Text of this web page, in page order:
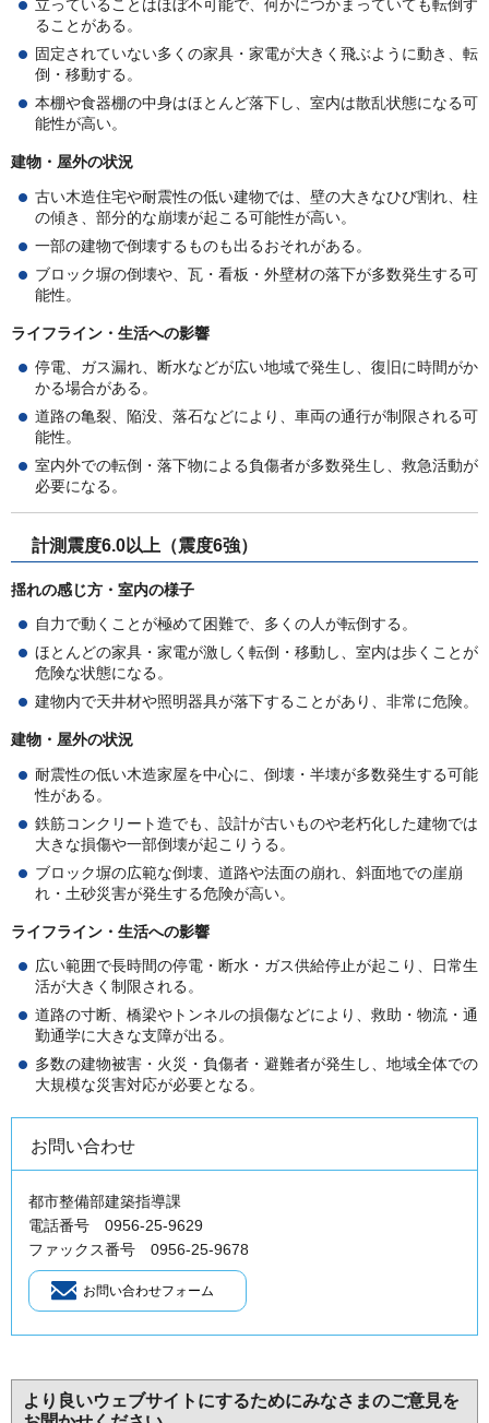
立っていることはほぼ不可能で、何かにつかまっていても転倒す
ることがある。
固定されていない多くの家具・家電が大きく飛ぶように動き、転
倒・移動する。
本棚や食器棚の中身はほとんど落下し、室内は散乱状態になる可
能性が高い。
建物・屋外の状況
古い木造住宅や耐震性の低い建物では、壁の大きなひび割れ、柱
の傾き、部分的な崩壊が起こる可能性が高い。
一部の建物で倒壊するものも出るおそれがある。
ブロック塀の倒壊や、瓦・看板・外壁材の落下が多数発生する可
能性。
ライフライン・生活への影響
停電、ガス漏れ、断水などが広い地域で発生し、復旧に時間がか
かる場合がある。
道路の亀裂、陥没、落石などにより、車両の通行が制限される可
能性。
室内外での転倒・落下物による負傷者が多数発生し、救急活動が
必要になる。
計測震度6.0以上（震度6強）
揺れの感じ方・室内の様子
自力で動くことが極めて困難で、多くの人が転倒する。
ほとんどの家具・家電が激しく転倒・移動し、室内は歩くことが
危険な状態になる。
建物内で天井材や照明器具が落下することがあり、非常に危険。
建物・屋外の状況
耐震性の低い木造家屋を中心に、倒壊・半壊が多数発生する可能
性がある。
鉄筋コンクリート造でも、設計が古いものや老朽化した建物では
大きな損傷や一部倒壊が起こりうる。
ブロック塀の広範な倒壊、道路や法面の崩れ、斜面地での崖崩
れ・土砂災害が発生する危険が高い。
ライフライン・生活への影響
広い範囲で長時間の停電・断水・ガス供給停止が起こり、日常生
活が大きく制限される。
道路の寸断、橋梁やトンネルの損傷などにより、救助・物流・通
勤通学に大きな支障が出る。
多数の建物被害・火災・負傷者・避難者が発生し、地域全体での
大規模な災害対応が必要となる。
お問い合わせ
都市整備部建築指導課
電話番号 0956-25-9629
ファックス番号 0956-25-9678
より良いウェブサイトにするためにみなさまのご意見を